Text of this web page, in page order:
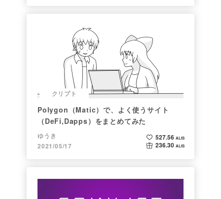
クリプト
Polygon（Matic）で、よく使うサイト
（DeFi,Dapps）をまとめてみた
ゆうき
2021/05/17
527.56 ALIS
236.30 ALIS